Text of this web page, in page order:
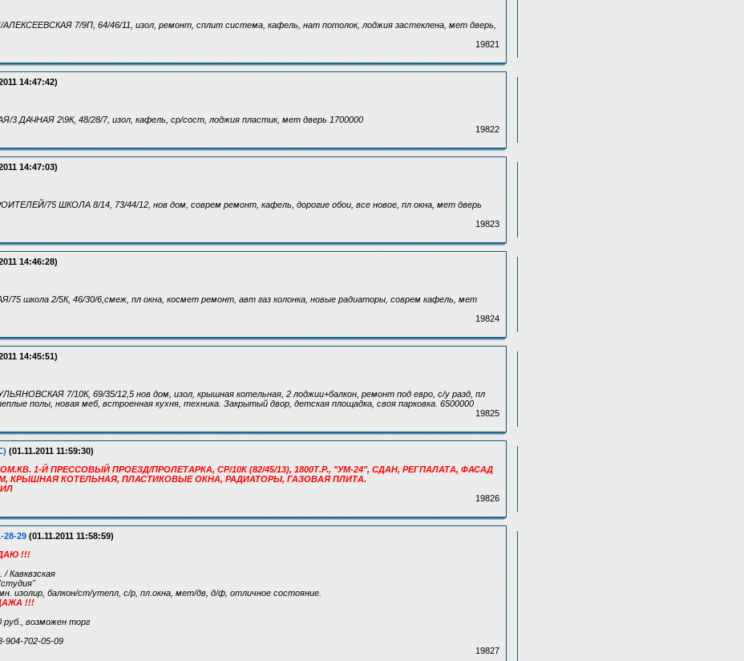
7/9П, 64/46/11, изол, ремонт, сплит система, кафель, нат потолок, лоджия застеклена, мет дверь,
19821
14:47:42)
3 ДАЧНАЯ 2\9К, 48/28/7, изол, кафель, ср/сост, лоджия пластик, мет дверь 1700000
19822
14:47:03)
75 ШКОЛА 8/14, 73/44/12, нов дом, соврем ремонт, кафель, дорогие обои, все новое, пл окна, мет дверь
19823
14:46:28)
75 школа 2/5К, 46/30/6,смеж, пл окна, космет ремонт, авт газ колонка, новые радиаторы, соврем кафель, мет
19824
14:45:51)
7/10К, 69/35/12,5 нов дом, изол, крышная котельная, 2 лоджии+балкон, ремонт под евро, с/у разд, пл
полы, новая меб, встроенная кухня, техника. Закрытый двор, детская площадка, своя парковка. 6500000
19825
(01.11.2011 11:59:30)
1-Й ПРЕССОВЫЙ ПРОЕЗД/ПРОЛЕТАРКА, СР/10К (82/45/13), 1800Т.Р., "УМ-24", СДАН, РЕГПАЛАТА, ФАСАД
КРЫШНАЯ КОТЕЛЬНАЯ, ПЛАСТИКОВЫЕ ОКНА, РАДИАТОРЫ, ГАЗОВАЯ ПЛИТА.
19826
28-29 (01.11.2011 11:58:59)
!!!
/ Кавквзская
изолир, балкон/ст/утепл, с/р, пл.окна, мет/дв, д/ф, отличное состояние.
!!!
руб., возможен торг
904-702-05-09
19827